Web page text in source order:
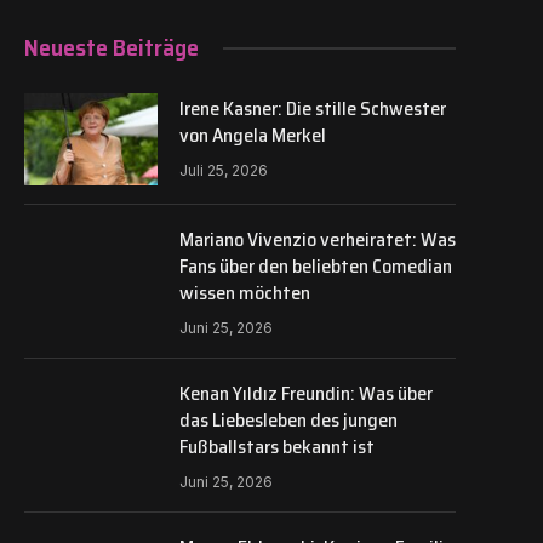
Neueste Beiträge
Irene Kasner: Die stille Schwester
von Angela Merkel
Juli 25, 2026
Mariano Vivenzio verheiratet: Was
Fans über den beliebten Comedian
wissen möchten
Juni 25, 2026
Kenan Yıldız Freundin: Was über
das Liebesleben des jungen
Fußballstars bekannt ist
Juni 25, 2026